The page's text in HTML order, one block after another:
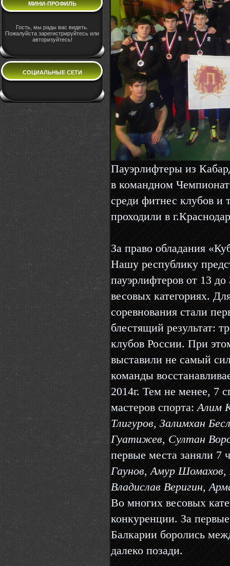
МИНИ-ПРОФИЛЬ
Гость, мы рады вас видеть.
Пожалуйста зарегистрируйтесь или
авторизуйтесь!
СОЦИАЛЬНЫЕ СЕТИ
Пауэрлифтеры из
в командном
среди фитнес клубов и
проходили в
За право обладания
Нашу республику
пауэрлифтеров от 13
весовых категориях.
соревнования стали
блестящий результат:
клубов России. При
выставили не самый
команды
2014г. Тем не менее, 7
мастеров спорта:Алим
Тлигуров, Залимхан
Гуатижев, Султан
первые места заняли 7
Гаунов, Амур Шомахов,
Владислав Веригин,
Во многих весовых
конкуренции. За
Балкарии боролись
далеко позади.